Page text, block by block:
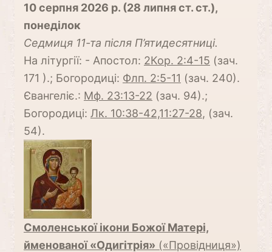
10 серпня 2026 р. (28 липня ст. ст.),
понеділок
Cедмиця 11-та після П’ятидесятниці.
На літургії: - Апостол: 2Кор. 2:4-15 (зач.
171 ).; Богородиці: Флп. 2:5-11 (зач. 240).
Євангеліє.: Мф. 23:13-22 (зач. 94).;
Богородиці: Лк. 10:38-42,11:27-28, (зач.
54).
Смоленської ікони Божої Матері,
йменованої «Одигітрія» («Провідниця»)